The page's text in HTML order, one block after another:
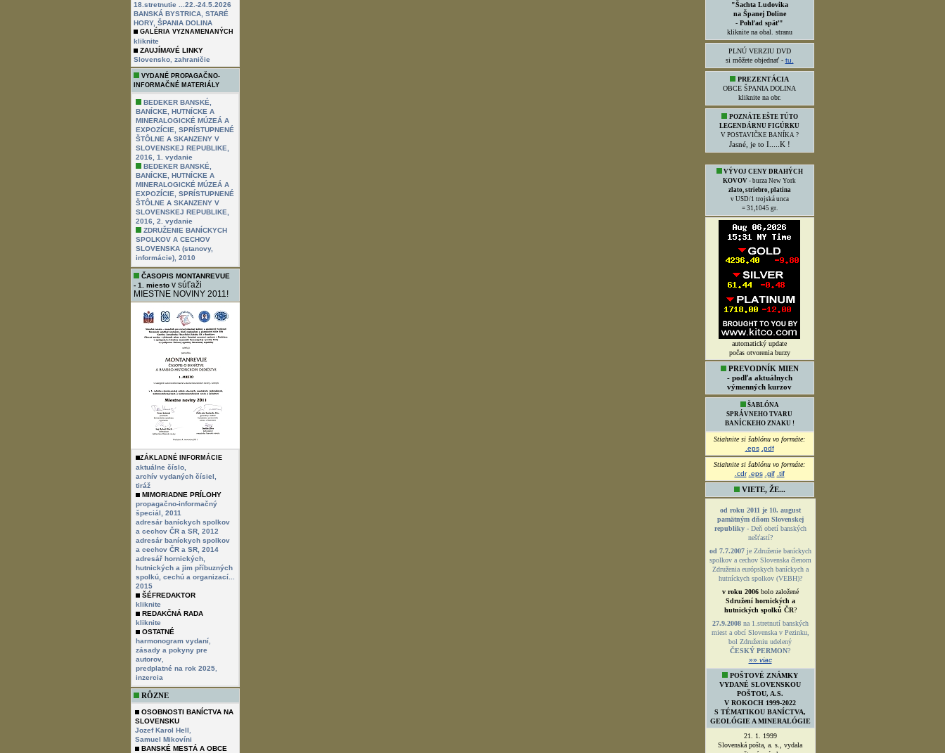
18.stretnutie ...22.-24.5.2026
BANSKÁ BYSTRICA, STARÉ
HORY, ŠPANIA DOLINA
GALÉRIA VYZNAMENANÝCH
kliknite
ZAUJÍMAVÉ LINKY
Slovensko, zahraničie
VYDANÉ PROPAGAČNO-
INFORMAČNÉ MATERIÁLY
BEDEKER BANSKÉ,
BANÍCKE, HUTNÍCKE A
MINERALOGICKÉ MÚZEÁ A
EXPOZÍCIE, SPRÍSTUPNENÉ
ŠTÔLNE A SKANZENY V
SLOVENSKEJ REPUBLIKE,
2016, 1. vydanie
BEDEKER BANSKÉ,
BANÍCKE, HUTNÍCKE A
MINERALOGICKÉ MÚZEÁ A
EXPOZÍCIE, SPRÍSTUPNENÉ
ŠTÔLNE A SKANZENY V
SLOVENSKEJ REPUBLIKE,
2016, 2. vydanie
ZDRUŽENIE BANÍCKYCH
SPOLKOV A CECHOV
SLOVENSKA (stanovy,
informácie), 2010
ČASOPIS MONTANREVUE
- 1. miesto v súťaži
MIESTNE NOVINY 2011!
ZÁKLADNÉ INFORMÁCIE
aktuálne číslo,
archív vydaných čísiel,
tiráž
MIMORIADNE PRÍLOHY
propagačno-informačný
špeciál, 2011
adresár baníckych spolkov
a cechov ČR a SR, 2012
adresár baníckych spolkov
a cechov ČR a SR, 2014
adresář hornických,
hutnických a jim příbuzných
spolkú, cechú a organizací...
2015
ŠÉFREDAKTOR
kliknite
REDAKČNÁ RADA
kliknite
OSTATNÉ
harmonogram vydaní,
zásady a pokyny pre
autorov,
predplatné na rok 2025,
inzercia
RÔZNE
OSOBNOSTI BANÍCTVA NA
SLOVENSKU
Jozef Karol Hell
Samuel Mikovíni
BANSKÉ MESTÁ A OBCE
Interaktívny dokument
o najväčšom banskom nešťastí v
bývalom Československu
- kliknite na obr.
ODPORÚČAME
K NÁVŠTEVE
SKRÁTENÁ VERZIA DVD
"Šachta Ludovika
na Španej Doline
- Pohľad späť"
kliknite na obal. stranu
PLNÚ VERZIU DVD
si môžete objednať -tu.
PREZENTÁCIA
OBCE ŠPANIA DOLINA
kliknite na obr.
POZNÁTE EŠTE TÚTO
LEGENDÁRNU FIGÚRKU
V POSTAVIČKE BANÍKA ?
Jasné, je to I.....K !
VÝVOJ CENY DRAHÝCH
KOVOV - burza New York
zlato, striebro, platina
v USD/1 trojská unca
počas otvorenia burzy
PREVODNÍK MIEN
- podľa aktuálnych
výmenných kurzov
ŠABLÓNA
SPRÁVNEHO TVARU
BANÍCKEHO ZNAKU !
Stiahnite si šablónu vo formáte:
.eps .pdf
Stiahnite si šablónu vo formáte:
.cdr .eps .gif .tif
VIETE, ŽE...
od roku 2011 je 10. august
pamätným dňom Slovenskej
republiky- Deň obetí banských
nešťastí?
od 7.7.2007je Združenie baníckych
spolkov a cechov Slovenska členom
Združenia európskych baníckych a
hutníckych spolkov (VEBH)?
v roku 2006bolo založené
Sdružení hornických a
hutnických spolků ČR
27.9.2008na 1.stretnutí banských
miest a obcí Slovenska v Pezinku,
bol Združeniu udelený
ČESKÝ PERMON
»»viac